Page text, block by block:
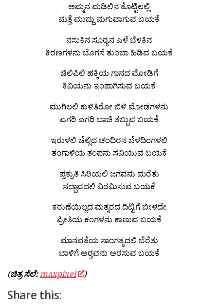
ಅಮ್ಮನ ಮಡಿಲಿನ ತೊಟ್ಟಿಲಲ್ಲಿ
ಮತ್ತೆ ಮುದ್ದು ಮಗುವಾಗುವ ಬಯಕೆ
ನಸುಕಿನ ಸೂರ‍್ಯನ ಎಳೆ ಬೆಳಕಿನ
ಕಿರಣಗಳನು ಬೊಗಸೆ ತುಂಬಾ ಹಿಡಿವ ಬಯಕೆ
ಚಿಲಿಪಿಲಿ ಹಕ್ಕಿಯ ಗಾನದ ಮೋಡಿಗೆ
ಕಿವಿಯನು ಇಂಪಾಗಿಸುವ ಬಯಕೆ
ಮುಗಿಲಲಿ ಕುಳಿತಿರೋ ಬಿಳಿ ಮೋಡಗಳನು
ಎಗರಿ ಎಗರಿ ಬಾಚಿ ತಬ್ಬುವ ಬಯಕೆ
ಇರುಳಲಿ ಚೆಲ್ಲಿದ ಚಂದಿರನ ಬೆಳದಿಂಗಳಲಿ
ತಂಗಾಳಿಯ ತಂಪನು ಸವಿಯುವ ಬಯಕೆ
ಪ್ರಕ್ರುತಿ ಸಿರಿಯಲಿ ಜಗವನು ಮರೆತು
ಸದ್ಬಾವದಲಿ ವಿರಮಿಸುವ ಬಯಕೆ
ಕರುಣೆಯಿಲ್ಲದ ಮತ್ಸರದ ದಿಟ್ಟಿಗೆ ಬೀಳದೇ
ಪ್ರೀತಿಯ ಕಂಗಳನು ಕಾಣುವ ಬಯಕೆ
ಮಾನವತೆಯ ಸಾಂಗತ್ಯದಲಿ ಬೆರೆತು
ಬಾಳಿಗೆ ಅರ‍್ತವನು ಅರಸುವ ಬಯಕೆ
(ಚಿತ್ರ ಸೆಲೆ:maxpixel )
Share this: